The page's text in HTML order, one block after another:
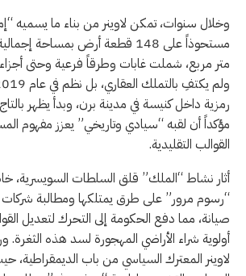
وخلال سنوات، تمكن لاوينر من بناء ما يسميه
متر مربع، شملت غابات وطرقاً فرعية وحتى
رمزية داخل كنيسة في مدينة برن، وبدأ يظهر
مؤكداً أن لقبه “سيادي وتاريخي” يعزز مفهوم
القوالب التقليدية.
أثار نشاط “الملك” قلق السلطات السويسرية،
“رسوم مرور” على طرق يمتلكها ومطالبة شركات
صيانة، مما دفع الحكومة إلى التحرك لتعديل
أولوية شراء الأراضي المهجورة لسد هذه
لاوينر المعترك السياسي من باب الديمقراطية،